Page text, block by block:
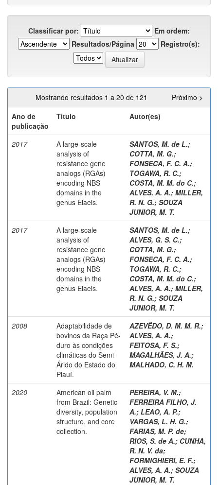
Classificar por:
Em ordem:
Resultados/Página
Registro(s):
Mostrando resultados 1 a 20 de 121
Próximo >
Ano de
publicação
Título Autor(es)
2017
A large-scale
analysis of
resistance gene
analogs (RGAs)
encoding NBS
domains in the
genus Elaeis.
SANTOS, M. de L.;
COTTA, M. G.;
FONSECA, F. C. A.;
TOGAWA, R. C.;
COSTA, M. M. do C.;
ALVES, A. A.; MILLER,
R. N. G.; SOUZA
JUNIOR, M. T.
2017
A large-scale
analysis of
resistance gene
analogs (RGAs)
encoding NBS
domains in the
genus Elaeis.
SANTOS, M. de L.;
ALVES, G. S. C.;
COTTA, M. G.;
FONSECA, F. C. A.;
TOGAWA, R. C.;
COSTA, M. M. do C.;
ALVES, A. A.; MILLER,
R. N. G.; SOUZA
JUNIOR, M. T.
2008
Adaptabilidade de
bovinos da Raça Pé-
duro às condições
climáticas do Semi-
Árido do Estado do
Piauí.
AZEVÊDO, D. M. M. R.;
ALVES, A. A.;
FEITOSA, F. S.;
MAGALHÃES, J. A.;
MALHADO, C. H. M.
2020
American oil palm
from Brazil: Genetic
diversity, population
structure, and core
collection.
PEREIRA, V. M.;
FERREIRA FILHO, J.
A.; LEAO, A. P.;
VARGAS, L. H. G.;
FARIAS, M. P. de;
RIOS, S. de A.; CUNHA,
R. N. V. da;
FORMIGHIERI, E. F.;
ALVES, A. A.; SOUZA
JUNIOR, M. T.